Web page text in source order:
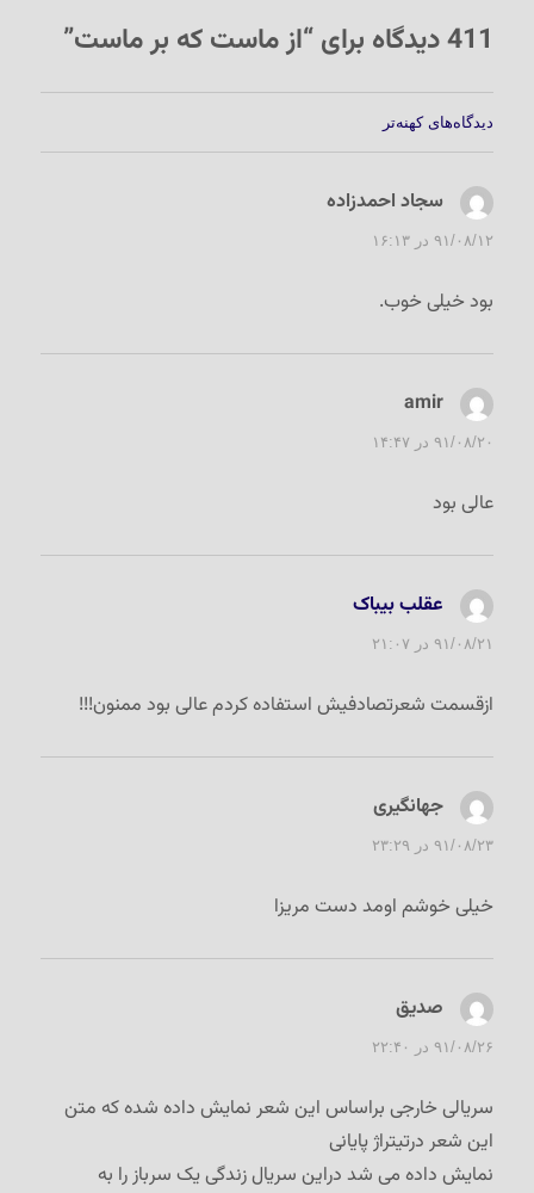
411 دیدگاه برای “از ماست که بر ماست”
راهبری
دیدگاه‌ها
دیدگاه‌های کهنه‌تر
سجاد احمدزاده
۹۱/۰۸/۱۲ در ۱۶:۱۳
بود خیلی خوب.
amir
۹۱/۰۸/۲۰ در ۱۴:۴۷
عالی بود
عقلب بیباک
۹۱/۰۸/۲۱ در ۲۱:۰۷
ازقسمت شعرتصادفیش استفاده کردم عالی بود ممنون!!!
جهانگیری
۹۱/۰۸/۲۳ در ۲۳:۲۹
خیلی خوشم اومد دست مریزا
صدیق
۹۱/۰۸/۲۶ در ۲۲:۴۰
سریالی خارجی براساس این شعر نمایش داده شده که متن
این شعر درتیتراژ پایانی
نمایش داده می شد دراین سریال زندگی یک سرباز را به